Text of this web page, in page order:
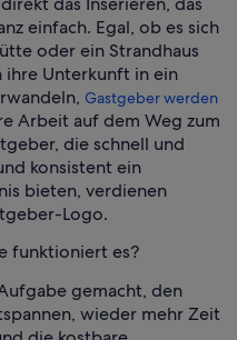
einfach. Egal, ob es sich
oder ein Strandhaus
ihre Unterkunft in ein
Gastgeber werden
Arbeit auf dem Weg zum
die schnell und
konsistent ein
bieten, verdienen
Logo.
funktioniert es?
gemacht, den
wieder mehr Zeit